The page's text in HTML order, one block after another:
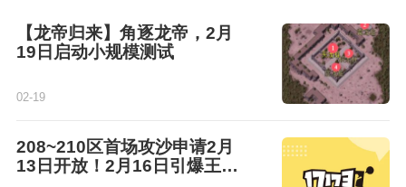
【龙帝归来】角逐龙帝，2月
19日启动小规模测试
02-19
208~210区首场攻沙申请2月
13日开放！2月16日引爆王者